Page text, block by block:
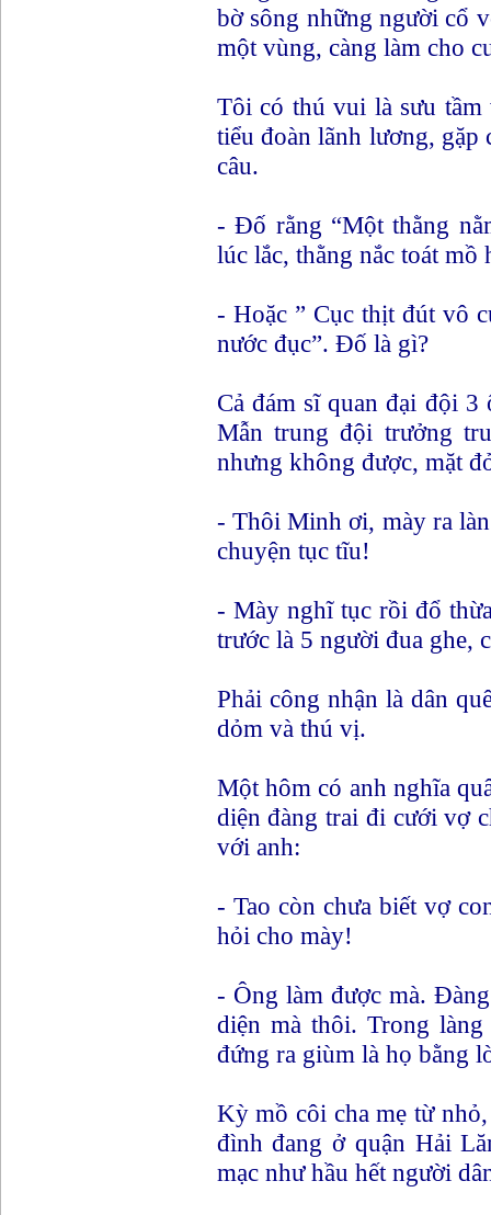
bờ sông những người cổ
một vùng, càng làm cho
Tôi có thú vui là sưu
tiểu đoàn lãnh lương, gặp
câu.
- Đố rằng “Một thằng
lúc lắc, thằng nắc toát mồ
- Hoặc ” Cục thịt đút vô
nước đục”. Đố là gì?
Cả đám sĩ quan đại đội
Mẫn trung đội trưởng
nhưng không được, mặt
- Thôi Minh ơi, mày ra
chuyện tục tĩu!
- Mày nghĩ tục rồi đổ
trước là 5 người đua ghe,
Phải công nhận là dân
dỏm và thú vị.
Một hôm có anh nghĩa
diện đàng trai đi cưới vợ
với anh:
- Tao còn chưa biết vợ
hỏi cho mày!
- Ông làm được mà.
diện mà thôi. Trong
đứng ra giùm là họ bằng
Kỳ mồ côi cha mẹ từ
đình đang ở quận Hải
mạc như hầu hết người